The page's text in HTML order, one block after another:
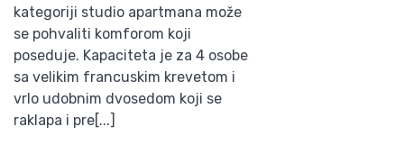
kategoriji studio apartmana može
se pohvaliti komforom koji
poseduje. Kapaciteta je za 4 osobe
sa velikim francuskim krevetom i
vrlo udobnim dvosedom koji se
raklapa i pre[...]